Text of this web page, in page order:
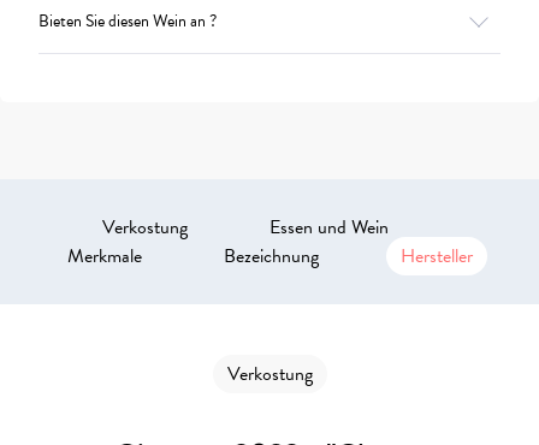
Bieten Sie diesen Wein an ?
Verkostung
Essen und Wein
Merkmale
Bezeichnung Hersteller
Verkostung